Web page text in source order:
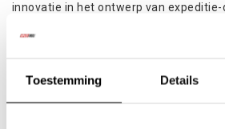
Toestemming Details
innovatie in het ontwerp van expeditie-
Ontwikkeld en geproduceerd in de
profiteert de K9-serie van meer dan
weet wat er nodig is om een dakdrager
te tillen.